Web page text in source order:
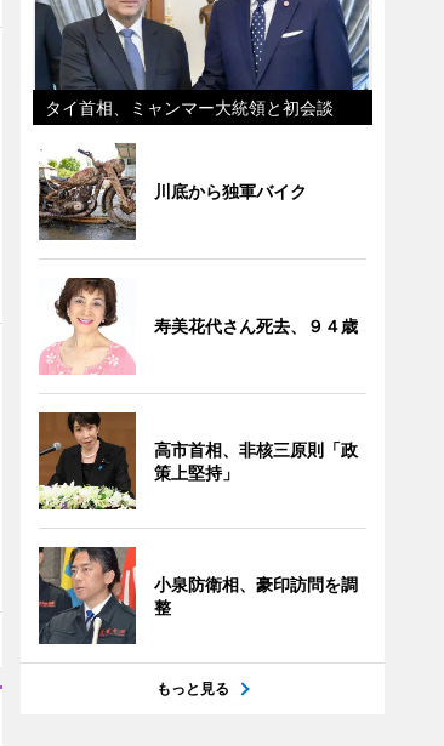
タイ首相、ミャンマー大統領と初会談
川底から独軍バイク
寿美花代さん死去、９４歳
高市首相、非核三原則「政
策上堅持」
小泉防衛相、豪印訪問を調
整
もっと見る